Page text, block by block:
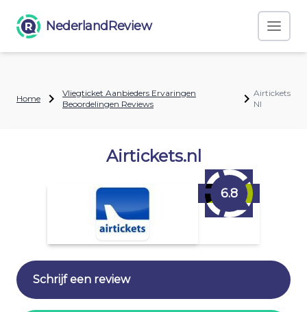
NederlandReview
Home
Vliegticket Aanbieders Ervaringen
Beoordelingen Reviews
Airtickets
Nl
Airtickets.nl
6.8
Schrijf een review